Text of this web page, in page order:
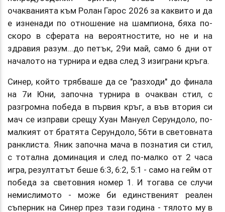
очакванията към Ролан Гарос 2026 за каквито и да
е изненади по отношение на шампиона, бяха по-
скоро в сферата на вероятностите, но не и на
здравия разум...до петък, 29и май, само 6 дни от
началото на турнира и едва след 3 изиграни кръга.
Синер, който трябваше да се "разходи" до финала
на 7и Юни, започна турнира в очакван стил, с
разгромна победа в първия кръг, а във втория си
мач се изправи срещу Хуан Мануел Серундоло, по-
малкият от братята Серундоло, 56ти в световната
ранклиста. Яник започна мача в познатия си стил,
с тотална доминация и след по-малко от 2 часа
игра, резултатът беше 6:3, 6:2, 5:1 - само на гейм от
победа за световния номер 1. И тогава се случи
немислимото - може би единственият реален
съперник на Синер през тази година - тялото му в